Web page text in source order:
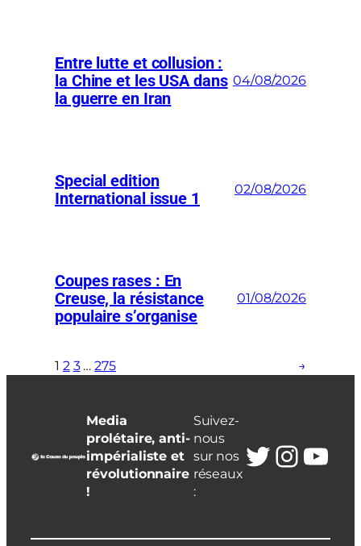
Entre lutte et collusion :
la Chine et les USA dans
la guerre en Iran
04/08/2026
Special edition
International issue 1
02/08/2026
Coupes rases : En
Creuse, la résistance
populaire s’organise
01/08/2026
1 2 3 … 275 →
Media
prolétaire, anti-
impérialiste et
révolutionnaire
!
Suivez-
nous
sur nos
réseaux
:
Twitter